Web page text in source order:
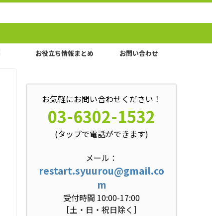
お役立ち情報まとめ お問い合わせ
お気軽にお問い合わせください！
03-6302-1532
(タップで電話ができます)
メール：
restart.syuurou@gmail.co
m
受付時間 10:00-17:00
［土・日・祝日除く］